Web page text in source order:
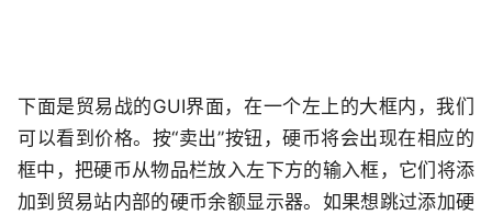
下面是贸易战的GUI界面，在一个左上的大框内，我们
可以看到价格。按“卖出”按钮，硬币将会出现在相应的
框中，把硬币从物品栏放入左下方的输入框，它们将添
加到贸易站内部的硬币余额显示器。如果想跳过添加硬